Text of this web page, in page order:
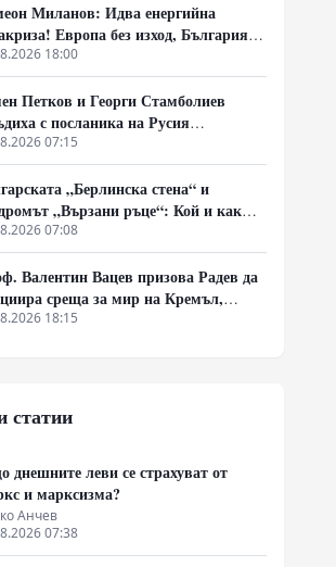
Миланов: Идва енергийна
Европа без изход, България
да избере сама пътя си
18:00
Петков и Георги Стамболиев
с посланика на Русия
на Шипченската епопея и
медийните лъжи за събитията в
„Св. Неделя“
07:15
„Берлинска стена“ и
„Вързани ръце“: Кой и как
реформите на генерал Румен
07:08
Валентин Вацев призова Радев да
среща за мир на Кремъл,
и Пекин в България
18:15
статии
днешните леви се страхуват от
и марксизма?
Анчев
07:38